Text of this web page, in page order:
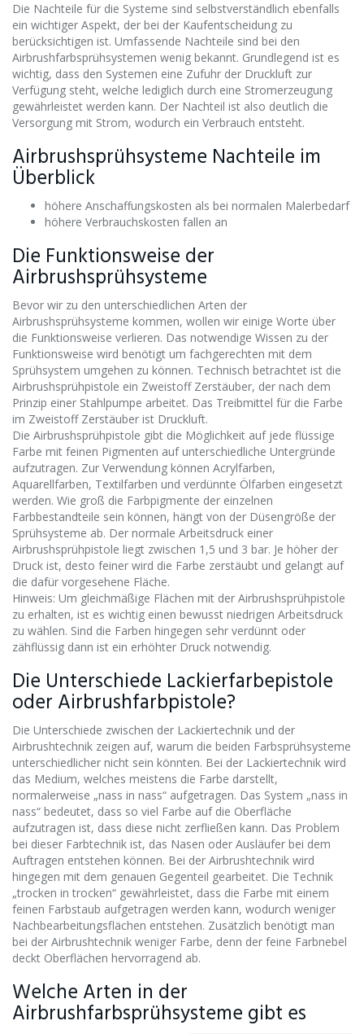
Die Nachteile für die Systeme sind selbstverständlich ebenfalls
ein wichtiger Aspekt, der bei der Kaufentscheidung zu
berücksichtigen ist. Umfassende Nachteile sind bei den
Airbrushfarbsprühsystemen wenig bekannt. Grundlegend ist es
wichtig, dass den Systemen eine Zufuhr der Druckluft zur
Verfügung steht, welche lediglich durch eine Stromerzeugung
gewährleistet werden kann. Der Nachteil ist also deutlich die
Versorgung mit Strom, wodurch ein Verbrauch entsteht.
Airbrushsprühsysteme Nachteile im
Überblick
höhere Anschaffungskosten als bei normalen Malerbedarf
höhere Verbrauchskosten fallen an
Die Funktionsweise der
Airbrushsprühsysteme
Bevor wir zu den unterschiedlichen Arten der
Airbrushsprühsysteme kommen, wollen wir einige Worte über
die Funktionsweise verlieren. Das notwendige Wissen zu der
Funktionsweise wird benötigt um fachgerechten mit dem
Sprühsystem umgehen zu können. Technisch betrachtet ist die
Airbrushsprühpistole ein Zweistoff Zerstäuber, der nach dem
Prinzip einer Stahlpumpe arbeitet. Das Treibmittel für die Farbe
im Zweistoff Zerstäuber ist Druckluft.
Die Airbrushsprühpistole gibt die Möglichkeit auf jede flüssige
Farbe mit feinen Pigmenten auf unterschiedliche Untergründe
aufzutragen. Zur Verwendung können Acrylfarben,
Aquarellfarben, Textilfarben und verdünnte Ölfarben eingesetzt
werden. Wie groß die Farbpigmente der einzelnen
Farbbestandteile sein können, hängt von der Düsengröße der
Sprühsysteme ab. Der normale Arbeitsdruck einer
Airbrushsprühpistole liegt zwischen 1,5 und 3 bar. Je höher der
Druck ist, desto feiner wird die Farbe zerstäubt und gelangt auf
die dafür vorgesehene Fläche.
Hinweis: Um gleichmäßige Flächen mit der Airbrushsprühpistole
zu erhalten, ist es wichtig einen bewusst niedrigen Arbeitsdruck
zu wählen. Sind die Farben hingegen sehr verdünnt oder
zähflüssig dann ist ein erhöhter Druck notwendig.
Die Unterschiede Lackierfarbepistole
oder Airbrushfarbpistole?
Die Unterschiede zwischen der Lackiertechnik und der
Airbrushtechnik zeigen auf, warum die beiden Farbsprühsysteme
unterschiedlicher nicht sein könnten. Bei der Lackiertechnik wird
das Medium, welches meistens die Farbe darstellt,
normalerweise „nass in nass“ aufgetragen. Das System „nass in
nass“ bedeutet, dass so viel Farbe auf die Oberfläche
aufzutragen ist, dass diese nicht zerfließen kann. Das Problem
bei dieser Farbtechnik ist, das Nasen oder Ausläufer bei dem
Auftragen entstehen können. Bei der Airbrushtechnik wird
hingegen mit dem genauen Gegenteil gearbeitet. Die Technik
„trocken in trocken“ gewährleistet, dass die Farbe mit einem
feinen Farbstaub aufgetragen werden kann, wodurch weniger
Nachbearbeitungsflächen entstehen. Zusätzlich benötigt man
bei der Airbrushtechnik weniger Farbe, denn der feine Farbnebel
deckt Oberflächen hervorragend ab.
Welche Arten in der
Airbrushfarbsprühsysteme gibt es